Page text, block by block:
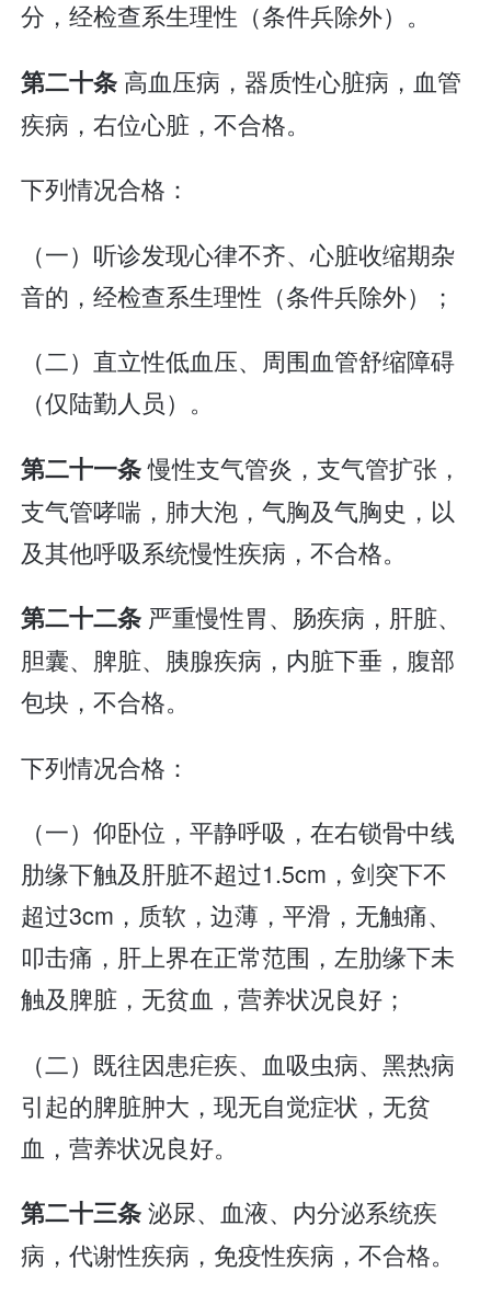
分，经检查系生理性（条件兵除外）。
第二十条 高血压病，器质性心脏病，血管
疾病，右位心脏，不合格。
下列情况合格：
（一）听诊发现心律不齐、心脏收缩期杂
音的，经检查系生理性（条件兵除外）；
（二）直立性低血压、周围血管舒缩障碍
（仅陆勤人员）。
第二十一条慢性支气管炎，支气管扩张，
支气管哮喘，肺大泡，气胸及气胸史，以
及其他呼吸系统慢性疾病，不合格。
第二十二条 严重慢性胃、肠疾病，肝脏、
胆囊、脾脏、胰腺疾病，内脏下垂，腹部
包块，不合格。
下列情况合格：
（一）仰卧位，平静呼吸，在右锁骨中线
肋缘下触及肝脏不超过1.5cm，剑突下不
超过3cm，质软，边薄，平滑，无触痛、
叩击痛，肝上界在正常范围，左肋缘下未
触及脾脏，无贫血，营养状况良好；
（二）既往因患疟疾、血吸虫病、黑热病
引起的脾脏肿大，现无自觉症状，无贫
血，营养状况良好。
第二十三条泌尿、血液、内分泌系统疾
病，代谢性疾病，免疫性疾病，不合格。